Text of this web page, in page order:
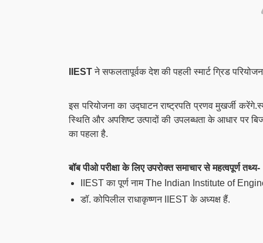
IIESTने सफलतापूर्वक देश की पहली स्मार्ट ग्रिड
इस परियोजना का उद्घाटन राष्ट्रपति प्रणव मुखर्जी
स्थिति और अपशिष्ट उत्पादों की उपलब्धता के आधार पर
का पहला है.
बॉब पीओ परीक्षा के लिए उपरोक्त समाचार से महत्वपूर्ण तथ्य-
IIEST का पूर्ण नाम The Indian Institute of
डॉ. कोपिलील राधाकृष्णन IIEST के अध्यक्ष हैं.